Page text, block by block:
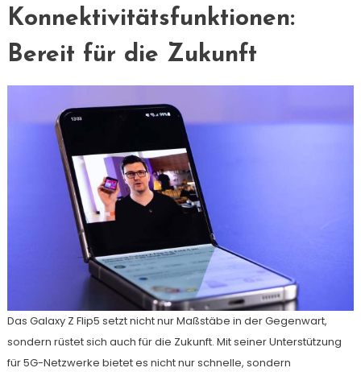
Konnektivitätsfunktionen:
Bereit für die Zukunft
Das Galaxy Z Flip5 setzt nicht nur Maßstäbe in der Gegenwart,
sondern rüstet sich auch für die Zukunft. Mit seiner Unterstützung
für 5G-Netzwerke bietet es nicht nur schnelle, sondern